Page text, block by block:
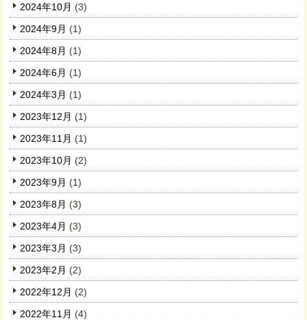
2024年10月 (3)
2024年9月 (1)
2024年8月 (1)
2024年6月 (1)
2024年3月 (1)
2023年12月 (1)
2023年11月 (1)
2023年10月 (2)
2023年9月 (1)
2023年8月 (3)
2023年4月 (3)
2023年3月 (3)
2023年2月 (2)
2022年12月 (2)
2022年11月 (4)